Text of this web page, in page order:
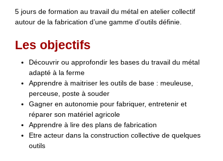
5 jours de formation au travail du métal en atelier collectif
autour de la fabrication d’une gamme d’outils définie.
Les objectifs
Découvrir ou approfondir les bases du travail du métal
adapté à la ferme
Apprendre à maitriser les outils de base : meuleuse,
perceuse, poste à souder
Gagner en autonomie pour fabriquer, entretenir et
réparer son matériel agricole
Apprendre à lire des plans de fabrication
Etre acteur dans la construction collective de quelques
outils